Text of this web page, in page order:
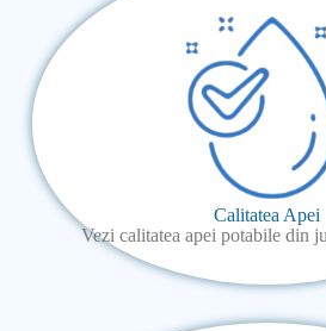
Calitatea Apei
Vezi calitatea apei potabile din